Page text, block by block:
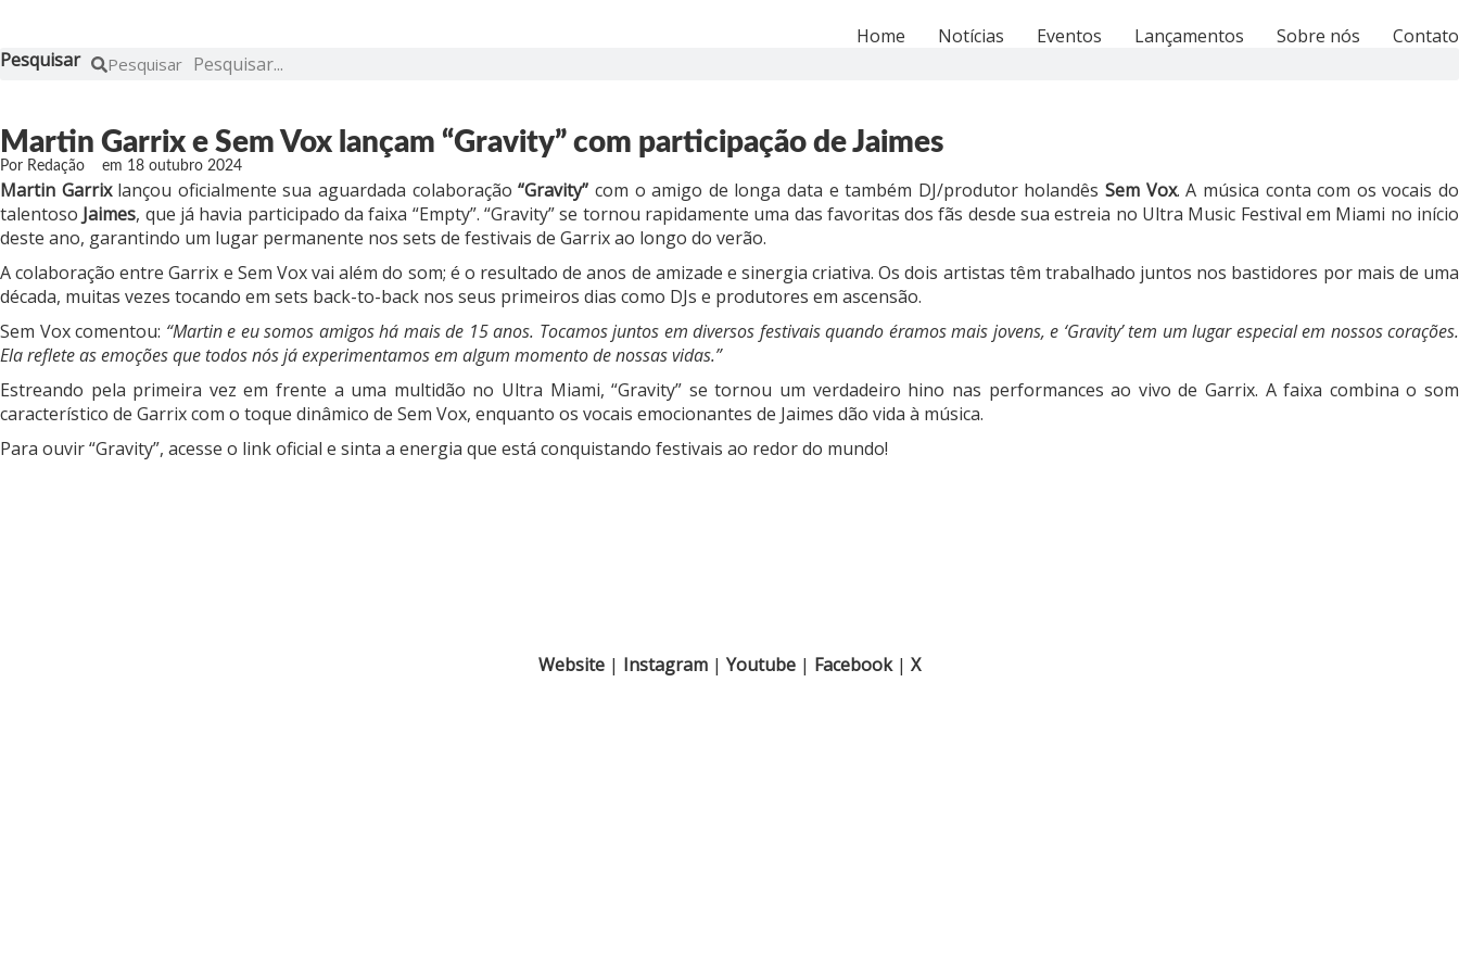
Home Notícias Eventos Lançamentos Sobre nós
Contato
Pesquisar
Pesquisar
Martin Garrix e Sem Vox lançam “Gravity” com participação de Jaimes
Por Redação em 18 outubro 2024
Martin Garrixlançou oficialmente sua aguardada colaboração“Gravity” com o amigo de longa data e também DJ/produtor holandês Sem Vox. A música conta com os vocais do
talentoso Jaimes, que já havia participado da faixa “Empty”. “Gravity” se tornou rapidamente uma das favoritas dos fãs desde sua estreia no Ultra Music Festival em Miami no início
deste ano, garantindo um lugar permanente nos sets de festivais de Garrix ao longo do verão.
A colaboração entre Garrix e Sem Vox vai além do som; é o resultado de anos de amizade e sinergia criativa. Os dois artistas têm trabalhado juntos nos bastidores por mais de uma
década, muitas vezes tocando em sets back-to-back nos seus primeiros dias como DJs e produtores em ascensão.
Sem Vox comentou: “Martin e eu somos amigos há mais de 15 anos. Tocamos juntos em diversos festivais quando éramos mais jovens, e ‘Gravity’ tem um lugar especial em nossos corações.
Ela reflete as emoções que todos nós já experimentamos em algum momento de nossas vidas.”
Estreando pela primeira vez em frente a uma multidão no Ultra Miami, “Gravity” se tornou um verdadeiro hino nas performances ao vivo de Garrix. A faixa combina o som
característico de Garrix com o toque dinâmico de Sem Vox, enquanto os vocais emocionantes de Jaimes dão vida à música.
Para ouvir “Gravity”, acesse o link oficial e sinta a energia que está conquistando festivais ao redor do mundo!
Website | Instagram | Youtube | Facebook| X